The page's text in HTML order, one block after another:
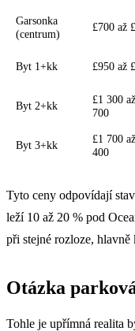
Garsonka
(centrum)
£700 až
Byt 1+kk £950 až
Byt 2+kk
£1 300
700
Byt 3+kk
£1 700
400
Tyto ceny odpovídají
leží 10 až 20 % pod
při stejné rozloze,
Otázka
Tohle je upřímná realita